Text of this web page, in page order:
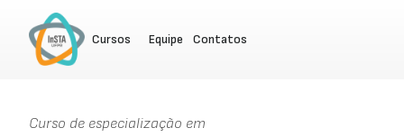
Cursos Equipe Contatos
Curso de especialização em